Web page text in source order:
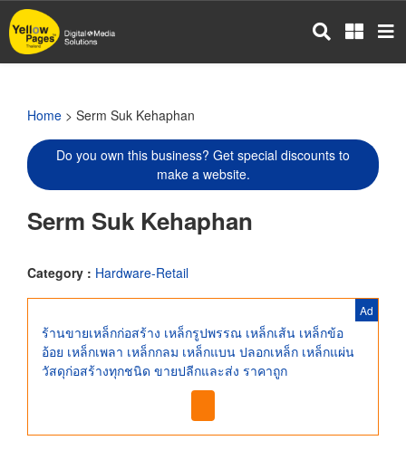
Skip
to
main
Home > Serm Suk Kehaphan
Do you own this business? Get special discounts to
make a website.
Serm Suk Kehaphan
Category : Hardware-Retail
Ad
ร้านขายเหล็กก่อสร้าง เหล็กรูปพรรณ เหล็กเส้น เหล็กข้อ
อ้อย เหล็กเพลา เหล็กกลม เหล็กแบน ปลอกเหล็ก เหล็กแผ่น
วัสดุก่อสร้างทุกชนิด ขายปลีกและส่ง ราคาถูก